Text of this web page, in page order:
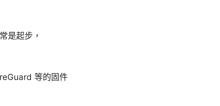
是起步，
等的固件